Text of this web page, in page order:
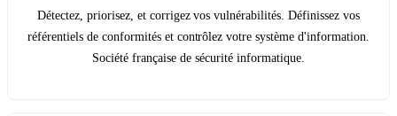
Détectez, priorisez, et corrigez vos vulnérabilités. Définissez vos
référentiels de conformités et contrôlez votre système d'information.
Société française de sécurité informatique.